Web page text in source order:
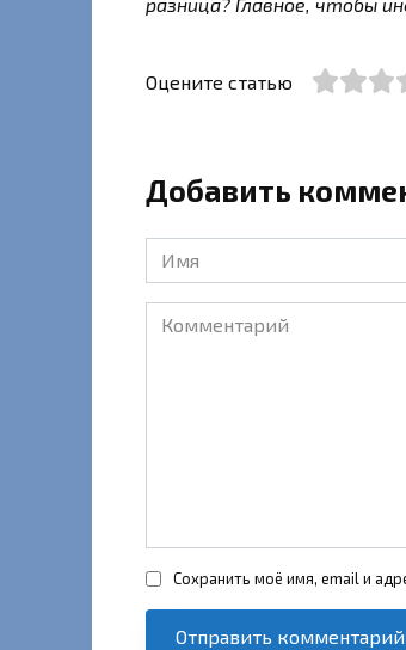
Оцените статью
Добавить
Имя
*
Комментарий
Сохранить моё имя, email и